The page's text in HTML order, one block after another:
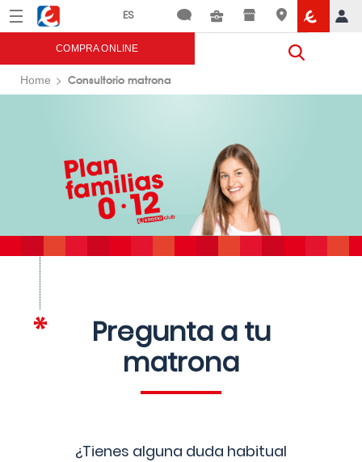
Menú Eroski
COMPRA ONLINE
Home Consultorio matrona
Pregunta a tu
matrona
¿Tienes alguna duda habitual